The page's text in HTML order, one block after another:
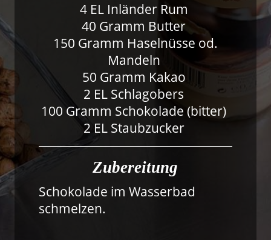
4 EL Inländer Rum
40 Gramm Butter
150 Gramm Haselnüsse od.
Mandeln
50 Gramm Kakao
2 EL Schlagobers
100 Gramm Schokolade (bitter)
2 EL Staubzucker
Zubereitung
Schokolade im Wasserbad
schmelzen.